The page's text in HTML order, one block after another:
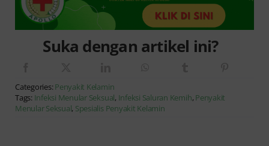
Suka dengan artikel ini?
Categories: Penyakit Kelamin
Tags: Infeksi Menular Seksual, Infeksi Saluran Kemih, Penyakit
Menular Seksual, Spesialis Penyakit Kelamin